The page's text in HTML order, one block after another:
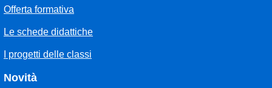
Offerta formativa
Le schede didattiche
I progetti delle classi
Novità